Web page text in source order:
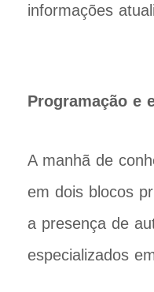
informações
Programação e
A manhã de
em dois blocos
a presença de
especializados